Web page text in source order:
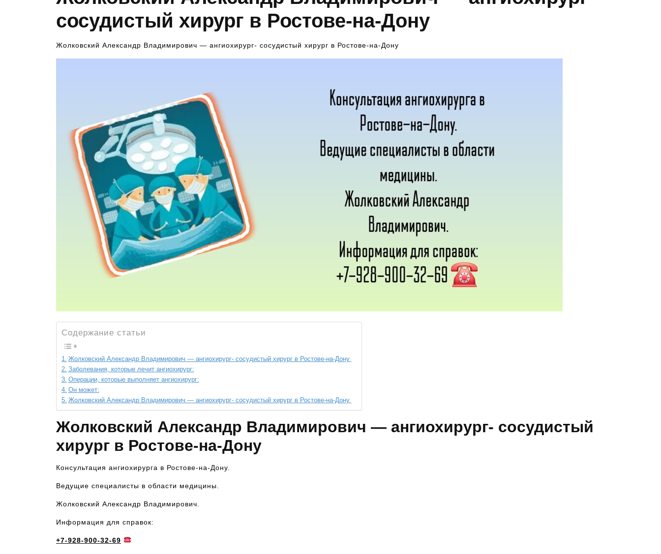
сосудистый хирург в Ростове-на-Дону
Жолковский Александр Владимирович — ангиохирург- сосудистый хирург в Ростове-на-Дону
Содержание статьи
Жолковский Александр Владимирович — ангиохирург- сосудистый хирург в Ростове-на-Дону
Заболевания, которые лечит ангиохирург:
Операции, которые выполняет ангиохирург:
Он может:
Жолковский Александр Владимирович — ангиохирург- сосудистый хирург в Ростове-на-Дону
Жолковский Александр Владимирович — ангиохирург- сосудистый
хирург в Ростове-на-Дону
Консультация ангиохирурга в Ростове-на-Дону.
Ведущие специалисты в области медицины.
Жолковский Александр Владимирович.
Информация для справок:
+7-928-900-32-69